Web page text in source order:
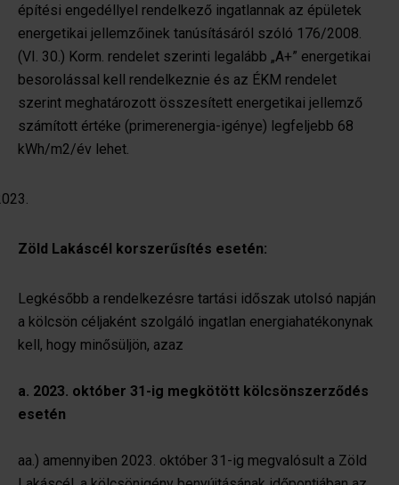
építési engedéllyel rendelkező ingatlannak az épületek
energetikai jellemzőinek tanúsításáról szóló 176/2008.
(VI. 30.) Korm. rendelet szerinti legalább „A+” energetikai
besorolással kell rendelkeznie és az ÉKM rendelet
szerint meghatározott összesített energetikai jellemző
számított értéke (primerenergia-igénye) legfeljebb 68
kWh/m2/év lehet.
Zöld Lakáscél korszerűsítés esetén:
Legkésőbb a rendelkezésre tartási időszak utolsó napján
a kölcsön céljaként szolgáló ingatlan energiahatékonynak
kell, hogy minősüljön, azaz
a. 2023. október 31-ig megkötött kölcsönszerződés
esetén
aa.) amennyiben 2023. október 31-ig megvalósult a Zöld